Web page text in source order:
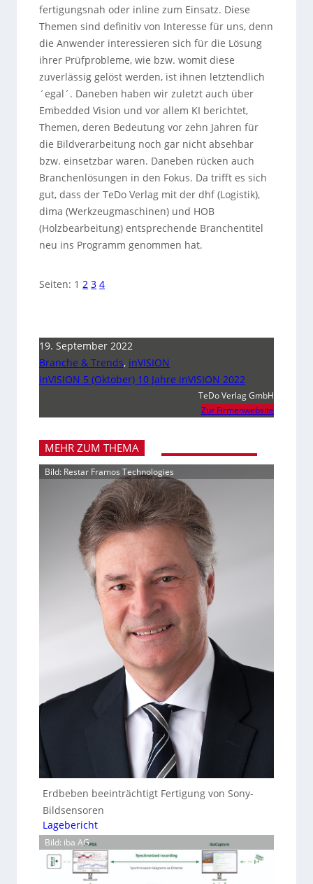
fertigungsnah oder inline zum Einsatz. Diese
Themen sind definitiv von Interesse für uns, denn
die Anwender interessieren sich für die Lösung
ihrer Prüfprobleme, wie bzw. womit diese
zuverlässig gelöst werden, ist ihnen letztendlich
´egal´. Daneben haben wir zuletzt auch über
Embedded Vision und vor allem KI berichtet,
Themen, deren Bedeutung vor zehn Jahren für
die Bildverarbeitung noch gar nicht absehbar
bzw. einsetzbar waren. Daneben rücken auch
Branchenlösungen in den Fokus. Da trifft es sich
gut, dass der TeDo Verlag mit der dhf (Logistik),
dima (Werkzeugmaschinen) und HOB
(Holzbearbeitung) entsprechende Branchentitel
neu ins Programm genommen hat.
Seiten: 1 2 3 4
19. September 2022
Branche & Trends, inVISION
inVISION 5 (Oktober) 10 Jahre inVISION 2022
TeDo Verlag GmbH
Zur Firmenwebsite
MEHR ZUM THEMA
Bild: Restar Framos Technologies
Erdbeben beeinträchtigt Fertigung von Sony-
Bildsensoren
Lagebericht
Bild: iba AG